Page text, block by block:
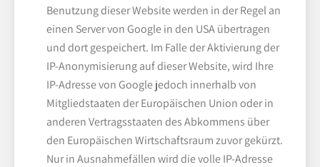
Benutzung dieser Website werden in der Regel an
einen Server von Google in den USA übertragen
und dort gespeichert. Im Falle der Aktivierung der
IP-Anonymisierung auf dieser Website, wird Ihre
IP-Adresse von Google jedoch innerhalb von
Mitgliedstaaten der Europäischen Union oder in
anderen Vertragsstaaten des Abkommens über
den Europäischen Wirtschaftsraum zuvor gekürzt.
Nur in Ausnahmefällen wird die volle IP-Adresse